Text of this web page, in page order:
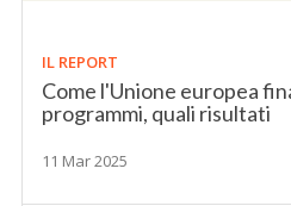
IL REPORT
Come l'Unione europea
programmi, quali risultati
11 Mar 2025